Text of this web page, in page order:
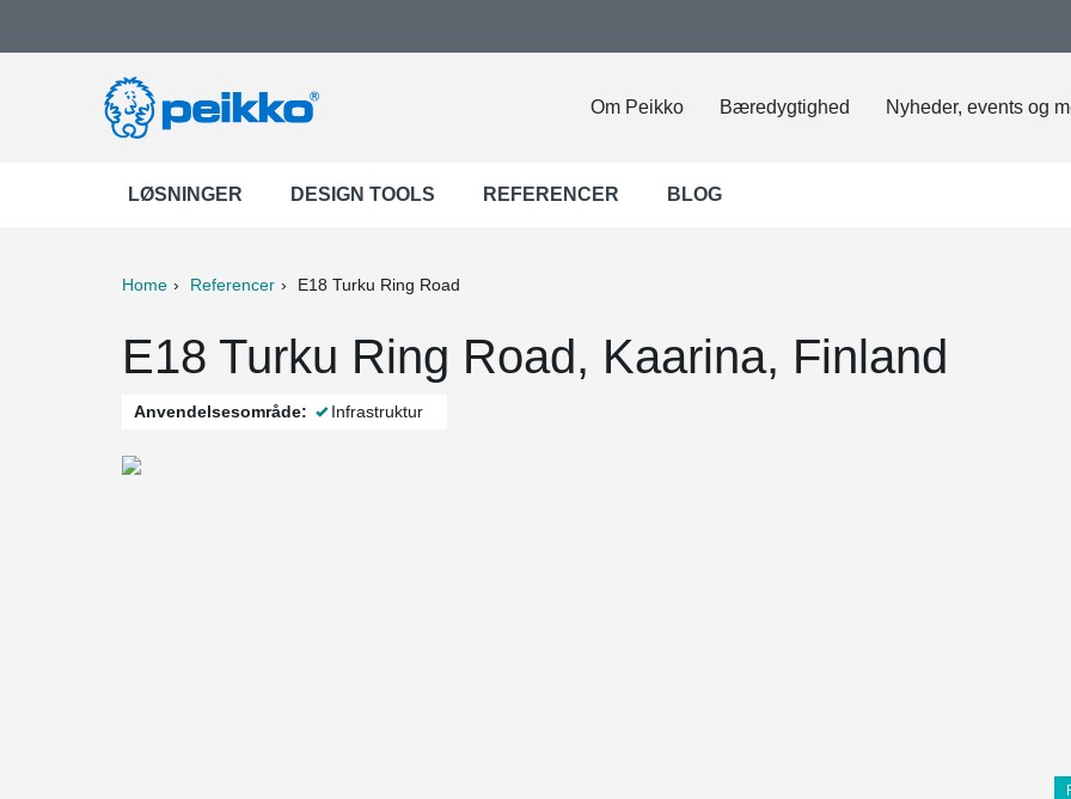
Om Peikko Bæredygtighed Nyheder, events og
LØSNINGER DESIGN TOOLS REFERENCER BLOG
Home Referencer E18 Turku Ring Road
E18 Turku Ring Road, Kaarina, Finland
Anvendelsesområde: Infrastruktur